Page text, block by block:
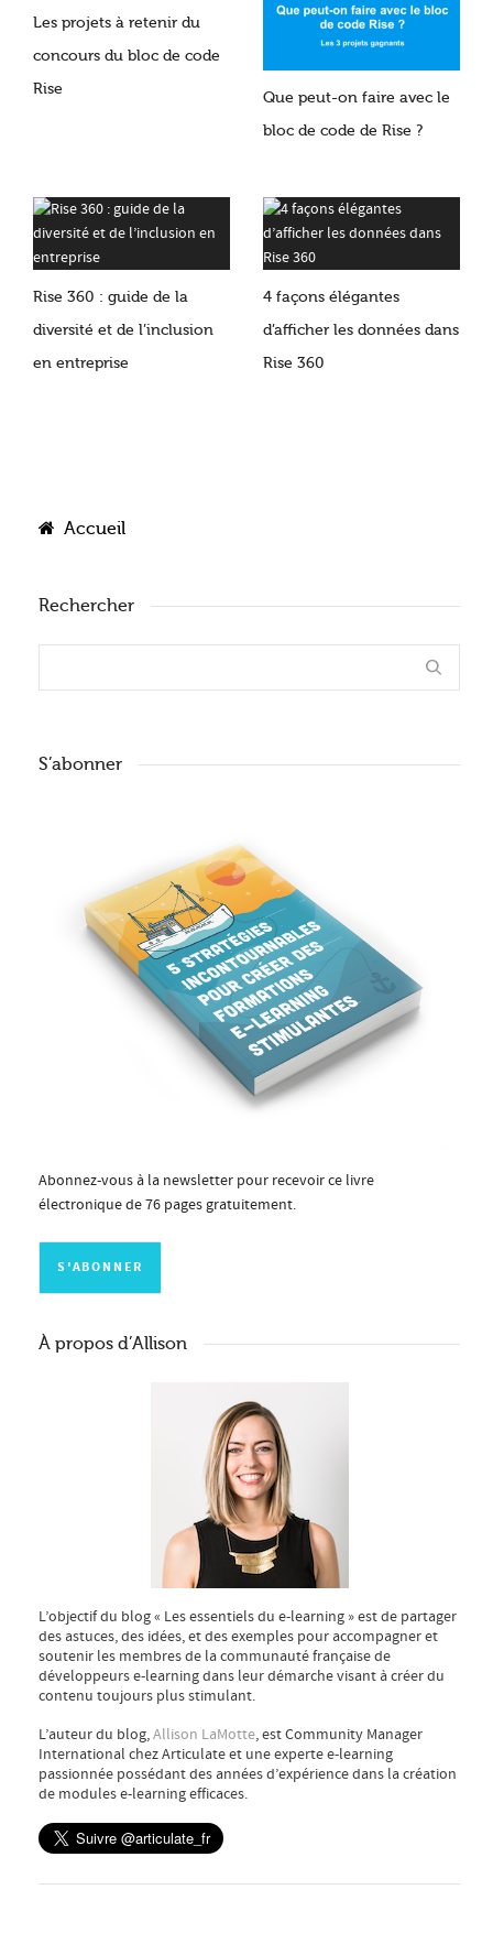
Les projets à retenir du
concours du bloc de code
Rise
Que peut-on faire avec le
bloc de code de Rise ?
Rise 360 : guide de la
diversité et de l’inclusion
en entreprise
4 façons élégantes
d’afficher les données dans
Rise 360
Accueil
Rechercher
S’abonner
Abonnez-vous à la newsletter pour recevoir ce livre
électronique de 76 pages gratuitement.
À propos d’Allison
L’objectif du blog « Les essentiels du e-learning » est de partager
des astuces, des idées, et des exemples pour accompagner et
soutenir les membres de la communauté française de
développeurs e-learning dans leur démarche visant à créer du
contenu toujours plus stimulant.
L’auteur du blog,Allison LaMotte, est Community Manager
International chez Articulate et une experte e-learning
passionnée possédant des années d’expérience dans la création
de modules e-learning efficaces.